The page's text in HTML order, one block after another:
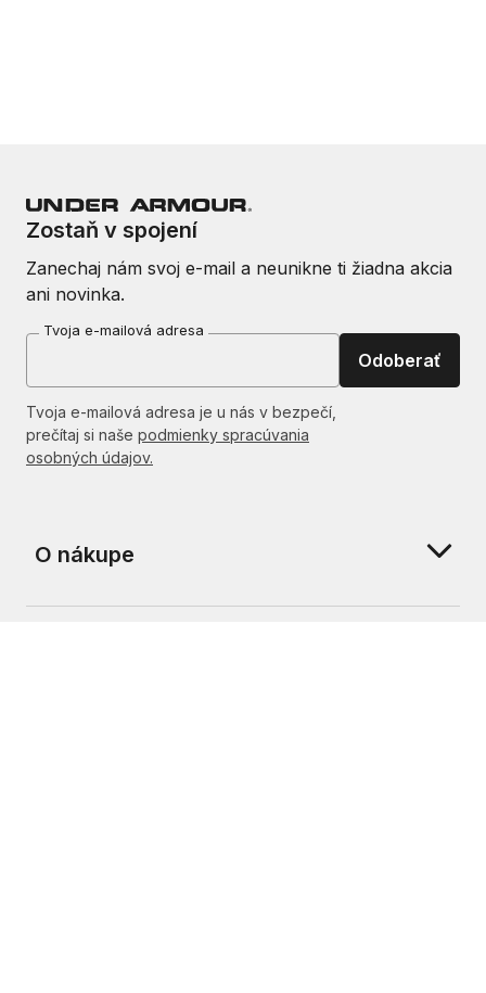
Zostaň v spojení
Zanechaj nám svoj e-mail a neunikne ti žiadna akcia
ani novinka.
Tvoja e-mailová adresa
Odoberať
Tvoja e-mailová adresa je u nás v bezpečí,
prečítaj si naše podmienky spracúvania
osobných údajov.
O nákupe